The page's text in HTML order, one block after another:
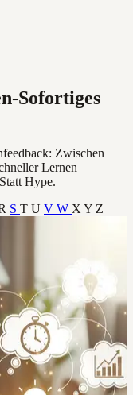
Sofortiges
Zwischen
Lernen
Hype.
S T U V W X Y Z